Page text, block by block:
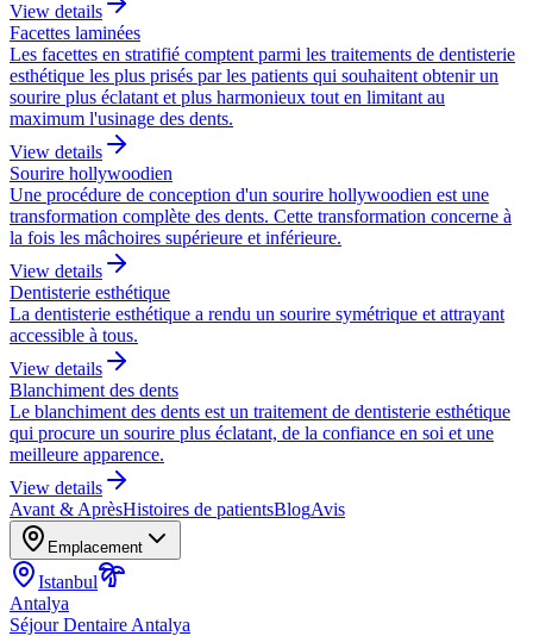
View details
Facettes laminées
Les facettes en stratifié comptent parmi les traitements de dentisterie
esthétique les plus prisés par les patients qui souhaitent obtenir un
sourire plus éclatant et plus harmonieux tout en limitant au
maximum l'usinage des dents.
View details
Sourire hollywoodien
Une procédure de conception d'un sourire hollywoodien est une
transformation complète des dents. Cette transformation concerne à
la fois les mâchoires supérieure et inférieure.
View details
Dentisterie esthétique
La dentisterie esthétique a rendu un sourire symétrique et attrayant
accessible à tous.
View details
Blanchiment des dents
Le blanchiment des dents est un traitement de dentisterie esthétique
qui procure un sourire plus éclatant, de la confiance en soi et une
meilleure apparence.
View details
Avant & AprèsHistoires de patientsBlogAvis
Emplacement
Istanbul
Antalya
Séjour Dentaire Antalya